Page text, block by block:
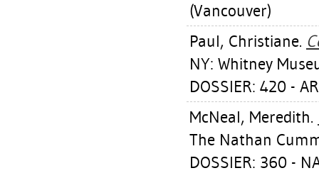
(Vancouver)
Paul, Christiane.
NY: Whitney
DOSSIER: 420 -
McNeal, Meredith.
The Nathan
DOSSIER: 360 -